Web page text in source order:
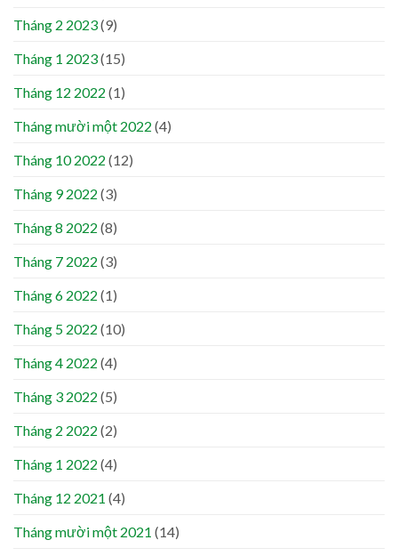
Tháng 2 2023(9)
Tháng 1 2023(15)
Tháng 12 2022 (1)
Tháng mười một 2022 (4)
Tháng 10 2022 (12)
Tháng 9 2022 (3)
Tháng 8 2022 (8)
Tháng 7 2022 (3)
Tháng 6 2022 (1)
Tháng 5 2022 (10)
Tháng 4 2022 (4)
Tháng 3 2022 (5)
Tháng 2 2022 (2)
Tháng 1 2022 (4)
Tháng 12 2021 (4)
Tháng mười một 2021 (14)